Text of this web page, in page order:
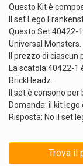
Questo Kit è
Il set Lego
Questo Set 40422-
Universal Monsters.
Il prezzo di
La scatola 40422-
BrickHeadz.
Il set è consono
Domanda: il kit
Risposta: No il set
Trova il